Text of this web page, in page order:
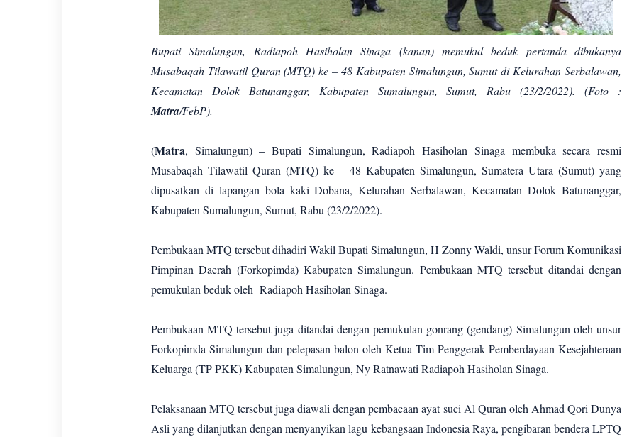
Bupati Simalungun, Radiapoh Hasiholan Sinaga (kanan) memukul beduk pertanda dibukanya
Musabaqah Tilawatil Quran (MTQ) ke – 48 Kabupaten Simalungun, Sumut di Kelurahan Serbalawan,
Kecamatan Dolok Batunanggar, Kabupaten Sumalungun, Sumut, Rabu (23/2/2022). (Foto :
Matra/FebP).
(Matra, Simalungun) – Bupati Simalungun, Radiapoh Hasiholan Sinaga membuka secara resmi
Musabaqah Tilawatil Quran (MTQ) ke – 48 Kabupaten Simalungun, Sumatera Utara (Sumut) yang
dipusatkan di lapangan bola kaki Dobana, Kelurahan Serbalawan, Kecamatan Dolok Batunanggar,
Kabupaten Sumalungun, Sumut, Rabu (23/2/2022).
Pembukaan MTQ tersebut dihadiri Wakil Bupati Simalungun, H Zonny Waldi, unsur Forum Komunikasi
Pimpinan Daerah (Forkopimda) Kabupaten Simalungun. Pembukaan MTQ tersebut ditandai dengan
pemukulan beduk oleh Radiapoh Hasiholan Sinaga.
Pembukaan MTQ tersebut juga ditandai dengan pemukulan gonrang (gendang) Simalungun oleh unsur
Forkopimda Simalungun dan pelepasan balon oleh Ketua Tim Penggerak Pemberdayaan Kesejahteraan
Keluarga (TP PKK) Kabupaten Simalungun, Ny Ratnawati Radiapoh Hasiholan Sinaga.
Pelaksanaan MTQ tersebut juga diawali dengan pembacaan ayat suci Al Quran oleh Ahmad Qori Dunya
Asli yang dilanjutkan dengan menyanyikan lagu kebangsaan Indonesia Raya, pengibaran bendera LPTQ